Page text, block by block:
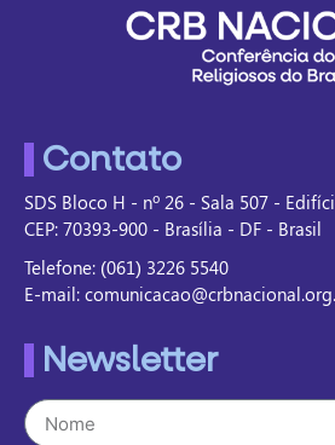
Contato
SDS Bloco H - nº 26 - Sala 507 -
CEP: 70393-900 - Brasília - DF - Brasil
Telefone: (061) 3226 5540
E-mail:
Newsletter